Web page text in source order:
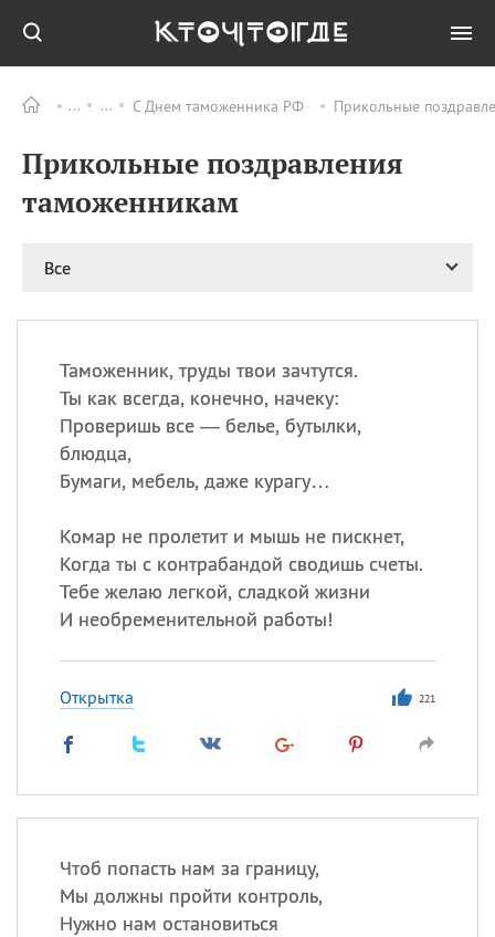
С Днем таможенника РФ Прикольные
Прикольные поздравления
таможенникам
Все
Таможенник, труды твои зачтутся.
Ты как всегда, конечно, начеку:
Проверишь все — белье, бутылки,
блюдца,
Бумаги, мебель, даже курагу…
Комар не пролетит и мышь не пискнет,
Когда ты с контрабандой сводишь счеты.
Тебе желаю легкой, сладкой жизни
И необременительной работы!
Открытка 221
Чтоб попасть нам за границу,
Мы должны пройти контроль,
Нужно нам остановиться
ПРАЗДНИКИ Все
08.08 День «Счастье
случается» (Happiness
великомученика
покровителя всех
врачей и целителя
больных
ИМЕНА
Сегодня празднуют именины
происхождение